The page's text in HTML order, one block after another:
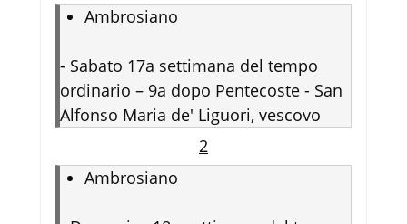
Ambrosiano
- Sabato 17a settimana del tempo
ordinario – 9a dopo Pentecoste - San
Alfonso Maria de' Liguori, vescovo
2
Ambrosiano